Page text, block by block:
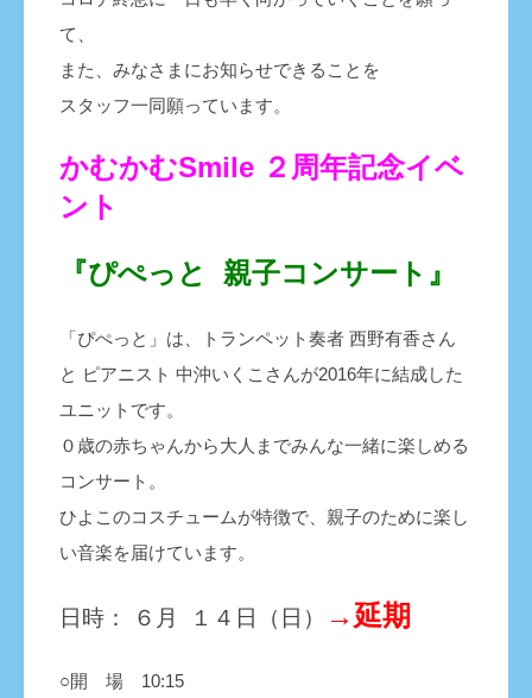
て、
また、みなさまにお知らせできることを
スタッフ一同願っています。
かむかむSmile ２周年記念イベ
ント
『ぴぺっと 親子コンサート』
「ぴぺっと」は、トランペット奏者 西野有香さん
と ピアニスト 中沖いくこさんが2016年に結成した
ユニットです。
０歳の赤ちゃんから大人までみんな一緒に楽しめる
コンサート。
ひよこのコスチュームが特徴で、親子のために楽し
い音楽を届けています。
日時： ６月 １４日（日） → 延期
○開 場 10:15